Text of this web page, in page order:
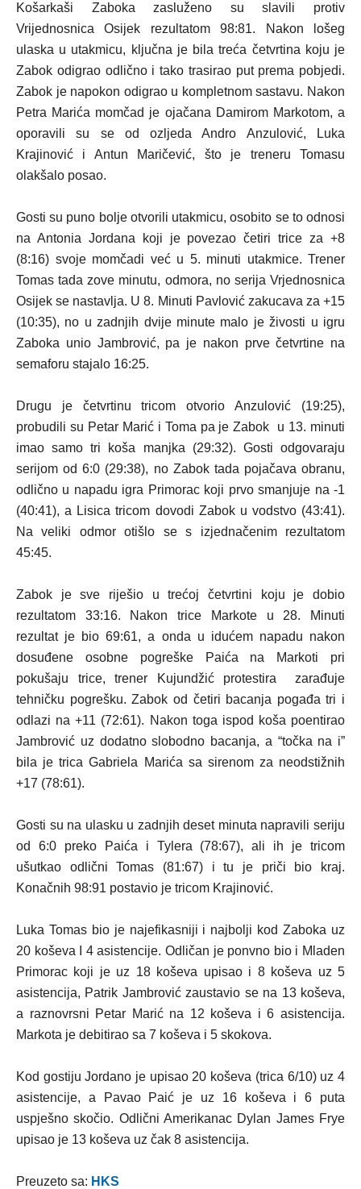
Košarkaši Zaboka zasluženo su slavili protiv
Vrijednosnica Osijek rezultatom 98:81. Nakon lošeg
ulaska u utakmicu, ključna je bila treća četvrtina koju je
Zabok odigrao odlično i tako trasirao put prema pobjedi.
Zabok je napokon odigrao u kompletnom sastavu. Nakon
Petra Marića momčad je ojačana Damirom Markotom, a
oporavili su se od ozljeda Andro Anzulović, Luka
Krajinović i Antun Maričević, što je treneru Tomasu
olakšalo posao.
Gosti su puno bolje otvorili utakmicu, osobito se to odnosi
na Antonia Jordana koji je povezao četiri trice za +8
(8:16) svoje momčadi već u 5. minuti utakmice. Trener
Tomas tada zove minutu, odmora, no serija Vrjednosnica
Osijek se nastavlja. U 8. Minuti Pavlović zakucava za +15
(10:35), no u zadnjih dvije minute malo je živosti u igru
Zaboka unio Jambrović, pa je nakon prve četvrtine na
semaforu stajalo 16:25.
Drugu je četvrtinu tricom otvorio Anzulović (19:25),
probudili su Petar Marić i Toma pa je Zabok u 13. minuti
imao samo tri koša manjka (29:32). Gosti odgovaraju
serijom od 6:0 (29:38), no Zabok tada pojačava obranu,
odlično u napadu igra Primorac koji prvo smanjuje na -1
(40:41), a Lisica tricom dovodi Zabok u vodstvo (43:41).
Na veliki odmor otišlo se s izjednačenim rezultatom
45:45.
Zabok je sve riješio u trećoj četvrtini koju je dobio
rezultatom 33:16. Nakon trice Markote u 28. Minuti
rezultat je bio 69:61, a onda u idućem napadu nakon
dosuđene osobne pogreške Paića na Markoti pri
pokušaju trice, trener Kujundžić protestira zarađuje
tehničku pogrešku. Zabok od četiri bacanja pogađa tri i
odlazi na +11 (72:61). Nakon toga ispod koša poentirao
Jambrović uz dodatno slobodno bacanja, a “točka na i”
bila je trica Gabriela Marića sa sirenom za neodstižnih
+17 (78:61).
Gosti su na ulasku u zadnjih deset minuta napravili seriju
od 6:0 preko Paića i Tylera (78:67), ali ih je tricom
ušutkao odlični Tomas (81:67) i tu je priči bio kraj.
Konačnih 98:91 postavio je tricom Krajinović.
Luka Tomas bio je najefikasniji i najbolji kod Zaboka uz
20 koševa I 4 asistencije. Odličan je ponvno bio i Mladen
Primorac koji je uz 18 koševa upisao i 8 koševa uz 5
asistencija, Patrik Jambrović zaustavio se na 13 koševa,
a raznovrsni Petar Marić na 12 koševa i 6 asistencija.
Markota je debitirao sa 7 koševa i 5 skokova.
Kod gostiju Jordano je upisao 20 koševa (trica 6/10) uz 4
asistencije, a Pavao Paić je uz 16 koševa i 6 puta
uspješno skočio. Odlični Amerikanac Dylan James Frye
upisao je 13 koševa uz čak 8 asistencija.
Preuzeto sa: HKS